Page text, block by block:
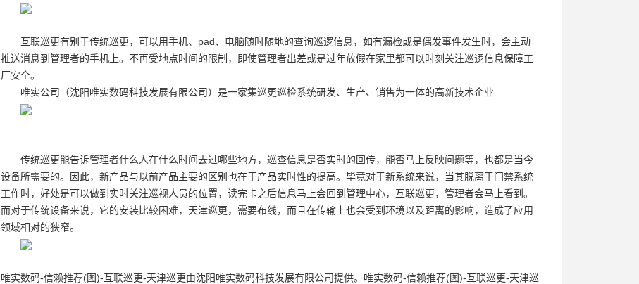
互联巡更有别于传统巡更，可以用手机、pad、电脑随时随地的查询巡逻信息，如有漏检或是偶发事件发生时，会主动
推送消息到管理者的手机上。不再受地点时间的限制，即使管理者出差或是过年放假在家里都可以时刻关注巡逻信息保障工
厂安全。
唯实公司（沈阳唯实数码科技发展有限公司）是一家集巡更巡检系统研发、生产、销售为一体的高新技术企业
传统巡更能告诉管理者什么人在什么时间去过哪些地方，巡查信息是否实时的回传，能否马上反映问题等，也都是当今
设备所需要的。因此，新产品与以前产品主要的区别也在于产品实时性的提高。毕竟对于新系统来说，当其脱离于门禁系统
工作时，好处是可以做到实时关注巡视人员的位置，读完卡之后信息马上会回到管理中心，互联巡更，管理者会马上看到。
而对于传统设备来说，它的安装比较困难，天津巡更，需要布线，而且在传输上也会受到环境以及距离的影响，造成了应用
领域相对的狭窄。
唯实数码-信赖推荐(图)-互联巡更-天津巡更由沈阳唯实数码科技发展有限公司提供。唯实数码-信赖推荐(图)-互联巡更-天津巡